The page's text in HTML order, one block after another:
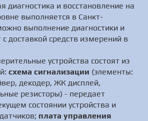
диагностика и восстановление на
выполняется в Санкт-
выполнение диагностики и
доставкой средств измерений в
устройства состоят из
схема сигнализации (элементы:
декодер, ЖК дисплей,
резисторы) - передает
состоянии устройства и
плата управления